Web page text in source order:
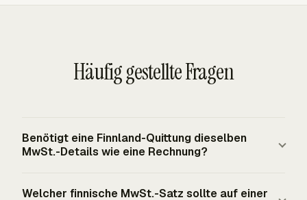
Häufig gestellte Fragen
Benötigt eine Finnland-Quittung dieselben
MwSt.-Details wie eine Rechnung?
Welcher finnische MwSt.-Satz sollte auf einer